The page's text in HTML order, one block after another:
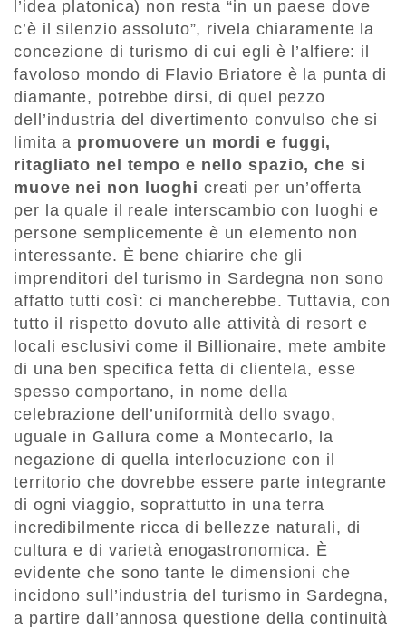
l’idea platonica) non resta “in un paese dove
c’è il silenzio assoluto”, rivela chiaramente la
concezione di turismo di cui egli è l’alfiere: il
favoloso mondo di Flavio Briatore è la punta di
diamante, potrebbe dirsi, di quel pezzo
dell’industria del divertimento convulso che si
limita a promuovere un mordi e fuggi,
ritagliato nel tempo e nello spazio, che si
muove nei non luoghi creati per un’offerta
per la quale il reale interscambio con luoghi e
persone semplicemente è un elemento non
interessante. È bene chiarire che gli
imprenditori del turismo in Sardegna non sono
affatto tutti così: ci mancherebbe. Tuttavia, con
tutto il rispetto dovuto alle attività di resort e
locali esclusivi come il Billionaire, mete ambite
di una ben specifica fetta di clientela, esse
spesso comportano, in nome della
celebrazione dell’uniformità dello svago,
uguale in Gallura come a Montecarlo, la
negazione di quella interlocuzione con il
territorio che dovrebbe essere parte integrante
di ogni viaggio, soprattutto in una terra
incredibilmente ricca di bellezze naturali, di
cultura e di varietà enogastronomica. È
evidente che sono tante le dimensioni che
incidono sull’industria del turismo in Sardegna,
a partire dall’annosa questione della continuità